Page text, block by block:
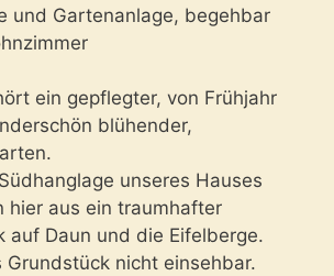
und Gartenanlage, begehbar
ein gepflegter, von Frühjahr
blühender,
unseres Hauses
hier aus ein traumhafter
auf Daun und die Eifelberge.
Grundstück nicht einsehbar.